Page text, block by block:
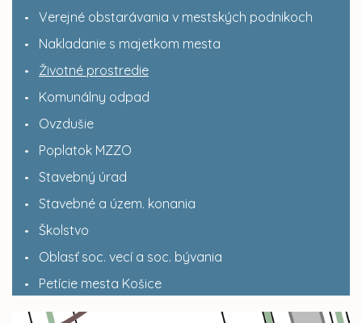
Verejné obstarávania v mestských podnikoch
Nakladanie s majetkom mesta
Životné prostredie
Komunálny odpad
Ovzdušie
Poplatok MZZO
Stavebný úrad
Stavebné a územ. konania
Školstvo
Oblasť soc. vecí a soc. bývania
Petície mesta Košice